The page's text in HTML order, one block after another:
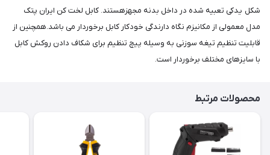
شکل یدکی تعبیه شده در داخل بدنه مجهزهستند. کابل لخت کن ایران پتک
مدل معمولی از مکانیزم نگاه دارندگی خودکار کابل برخوردار می باشد.همچنین از
قابلیت تنظیم تیغه سوزنی به وسیله پیچ تنظیم برای شکاف دادن روکش کابل
با سایزهای مختلف برخوردار است.
محصولات مرتبط